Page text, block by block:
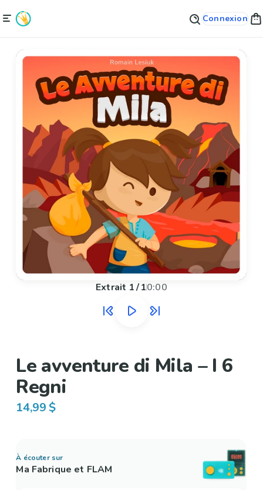
Connexion
Extrait 1/10:00
Le avventure di Mila – I 6
Regni
14,99 $
À écouter sur
Ma Fabrique et FLAM